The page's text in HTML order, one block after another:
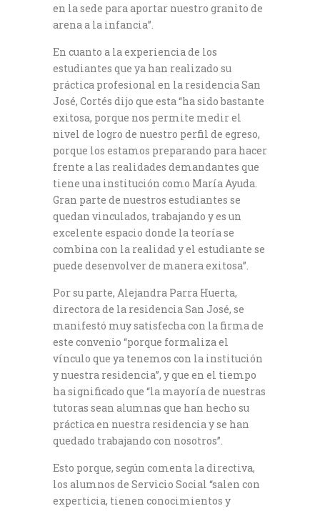
en la sede para aportar nuestro granito de
arena a la infancia”.
En cuanto a la experiencia de los
estudiantes que ya han realizado su
práctica profesional en la residencia San
José, Cortés dijo que esta “ha sido bastante
exitosa, porque nos permite medir el
nivel de logro de nuestro perfil de egreso,
porque los estamos preparando para hacer
frente a las realidades demandantes que
tiene una institución como María Ayuda.
Gran parte de nuestros estudiantes se
quedan vinculados, trabajando y es un
excelente espacio donde la teoría se
combina con la realidad y el estudiante se
puede desenvolver de manera exitosa”.
Por su parte, Alejandra Parra Huerta,
directora de la residencia San José, se
manifestó muy satisfecha con la firma de
este convenio “porque formaliza el
vínculo que ya tenemos con la institución
y nuestra residencia”, y que en el tiempo
ha significado que “la mayoría de nuestras
tutoras sean alumnas que han hecho su
práctica en nuestra residencia y se han
quedado trabajando con nosotros”.
Esto porque, según comenta la directiva,
los alumnos de Servicio Social “salen con
experticia, tienen conocimientos y